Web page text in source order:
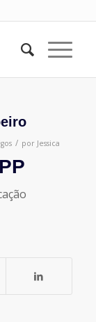
/ por Jessica